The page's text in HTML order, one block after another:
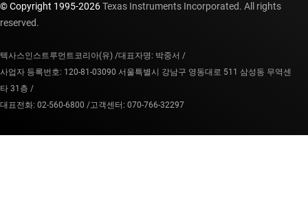
© Copyright 1995-2026Texas Instruments Incorporated. All rights
reserved.
텍사스인스트루먼트코리아(유) /대표자명: 박중서 /
사업자 등록번호: 120-81-03090 서울특별시 강남구 영동대로 511 삼성동 무역센
타 31층 /
대표전화: 02-560-6800 /고객센터: 070-766-32297